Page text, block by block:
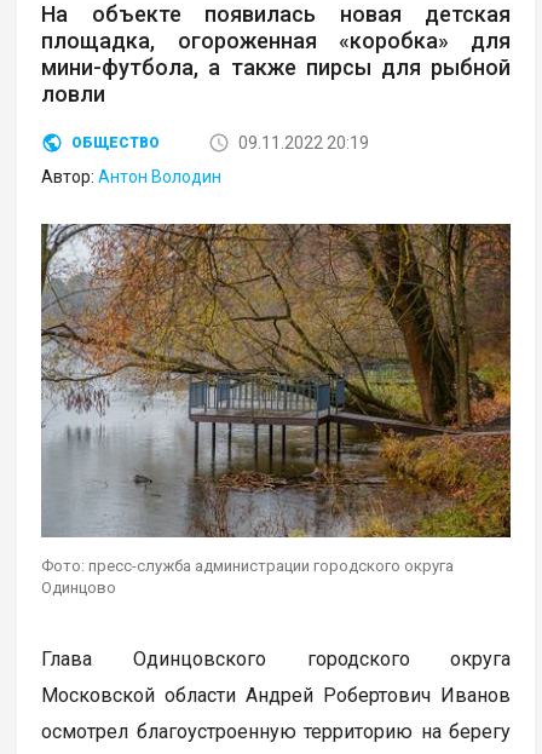
На объекте появилась новая детская
площадка, огороженная «коробка» для
мини-футбола, а также пирсы для рыбной
ловли
ОБЩЕСТВО
09.11.2022 20:19
Автор:Антон Володин
Фото: пресс-служба администрации городского округа
Одинцово
Глава Одинцовского городского округа
Московской области Андрей Робертович Иванов
осмотрел благоустроенную территорию на берегу